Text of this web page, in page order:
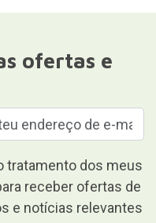
ofertas e
tratamento dos meus
receber ofertas de
e notícias relevantes